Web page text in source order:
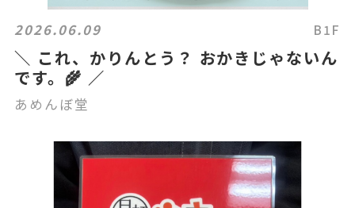
2026.06.09 B1F
＼ これ、かりんとう？ おかきじゃないん
です。🌾 ／
あめんぼ堂